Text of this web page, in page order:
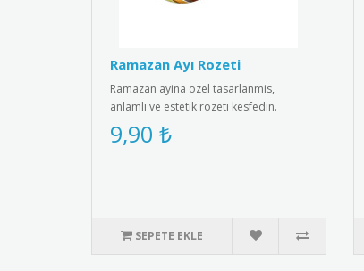
Ramazan Ayı Rozeti
Ramazan ayina ozel tasarlanmis,
anlamli ve estetik rozeti kesfedin.
Kiyafetlerinize sik bir dokunus ..
9,90 ₺
SEPETE EKLE